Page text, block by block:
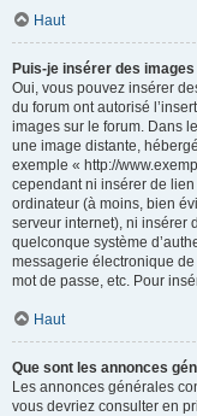
Haut
Puis-je insérer des images
Oui, vous pouvez insérer
du forum ont autorisé
images sur le forum. Dans
une image distante,
exemple « http://
cependant ni insérer de
ordinateur (à moins, bien
serveur internet), ni insérer
quelconque système
messagerie électronique
mot de passe, etc. Pour
Haut
Que sont les annonces
Les annonces générales
vous devriez consulter en